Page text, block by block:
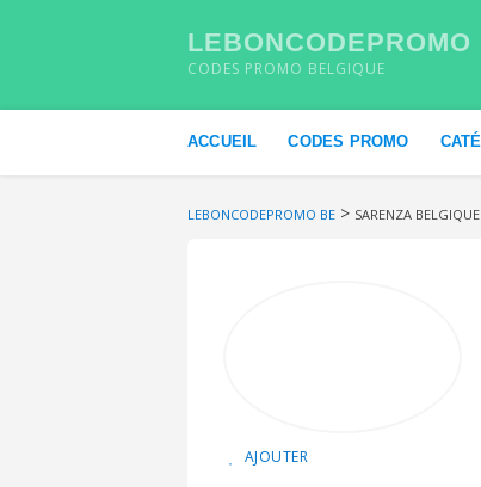
LEBONCODEPROMO
CODES PROMO BELGIQUE
ACCUEIL CODES PROMO
LEBONCODEPROMO BE > SARENZA BELGIQUE
AJOUTER